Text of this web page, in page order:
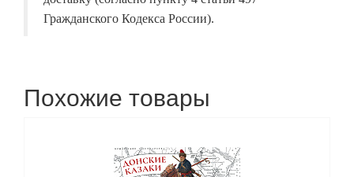
Гражданского Кодекса России).
Похожие товары